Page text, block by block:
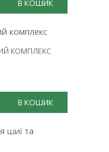
В КОШИК
КОМПЛЕКС
В КОШИК